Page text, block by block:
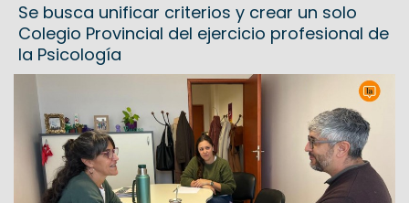
Se busca unificar criterios y crear un solo
Colegio Provincial del ejercicio profesional de
la Psicología